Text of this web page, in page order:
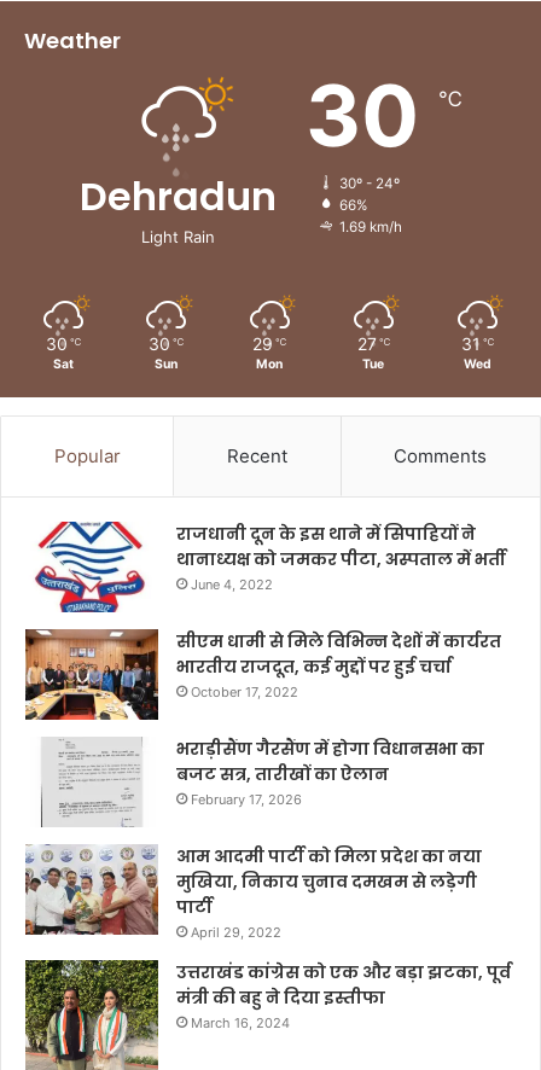
Weather
Dehradun
Light Rain
30 ℃
30º - 24º
66%
1.69 km/h
30 ℃
Sat
30 ℃
Sun
29 ℃
Mon
27 ℃
Tue
31 ℃
Wed
Popular Recent Comments
राजधानी दून के इस थाने में सिपाहियों ने
थानाध्यक्ष को जमकर पीटा, अस्पताल में भर्ती
June 4, 2022
सीएम धामी से मिले विभिन्न देशों में कार्यरत
भारतीय राजदूत, कई मुद्दों पर हुई चर्चा
October 17, 2022
भराड़ीसैंण गैरसैंण में होगा विधानसभा का
बजट सत्र, तारीखों का ऐलान
February 17, 2026
आम आदमी पार्टी को मिला प्रदेश का नया
मुखिया, निकाय चुनाव दमखम से लड़ेगी
पार्टी
April 29, 2022
उत्तराखंड कांग्रेस को एक और बड़ा झटका, पूर्व
मंत्री की बहु ने दिया इस्तीफा
March 16, 2024